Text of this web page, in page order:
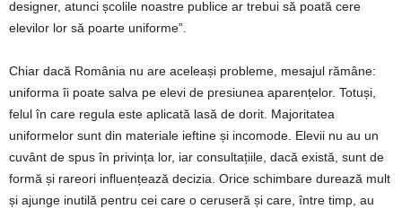
designer, atunci școlile noastre publice ar trebui să poată cere
elevilor lor să poarte uniforme”.
Chiar dacă România nu are aceleași probleme, mesajul rămâne:
uniforma îi poate salva pe elevi de presiunea aparențelor. Totuși,
felul în care regula este aplicată lasă de dorit. Majoritatea
uniformelor sunt din materiale ieftine și incomode. Elevii nu au un
cuvânt de spus în privința lor, iar consultațiile, dacă există, sunt de
formă și rareori influențează decizia. Orice schimbare durează mult
și ajunge inutilă pentru cei care o ceruseră și care, între timp, au